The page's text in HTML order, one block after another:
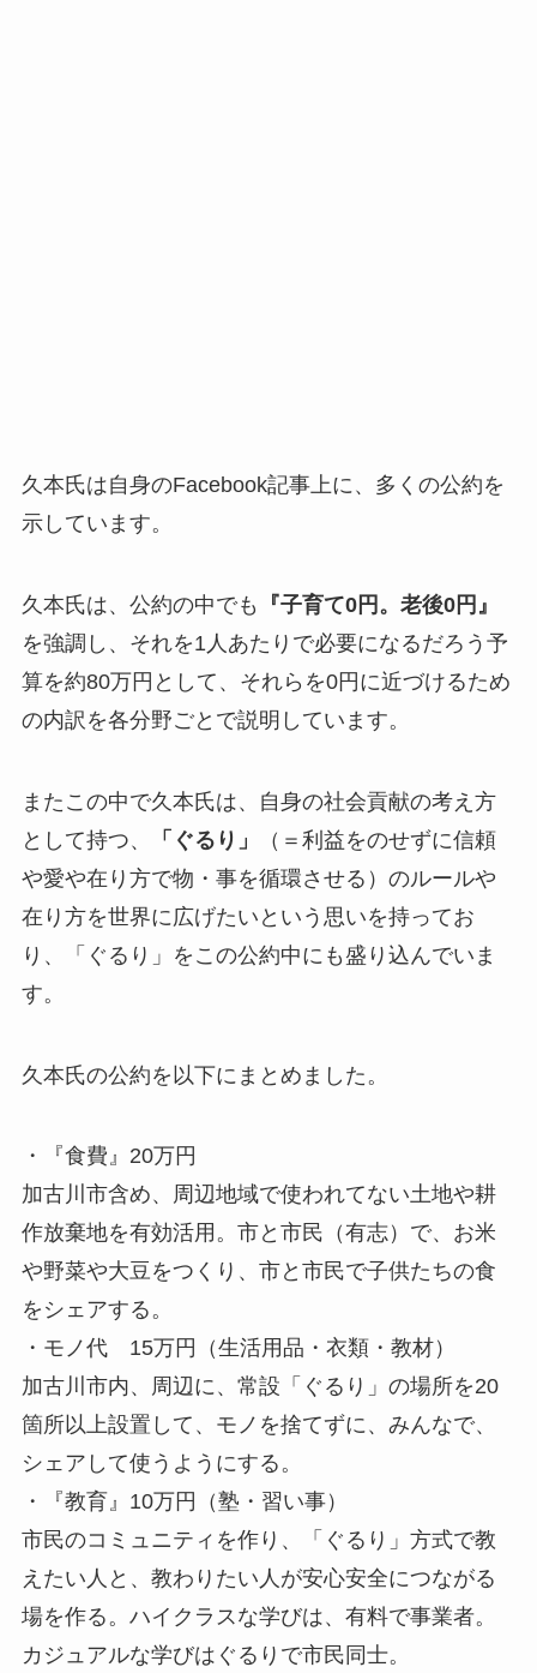
久本氏は自身のFacebook記事上に、多くの公約を
示しています。
久本氏は、公約の中でも
『子育て0円。老後0円』
を強調し、それを1人あたりで必要になるだろう予
算を約80万円として、それらを0円に近づけるため
の内訳を各分野ごとで説明しています。
またこの中で久本氏は、自身の社会貢献の考え方
として持つ、
「ぐるり」 （＝ 利益をのせずに信頼
や愛や在り方で物・事を循環させる ）のルールや
在り方を世界に広げたいという思いを持ってお
り、
「ぐるり」をこの公約中にも盛り込んでいま
す。
久本氏の公約を以下にまとめました。
・『食費』20万円
加古川市含め、周辺地域で使われてない土地や耕
作放棄地を有効活用。市と市民（有志）で、お米
や野菜や大豆をつくり、市と市民で子供たちの食
をシェアする。
・モノ代 15万円（生活用品・衣類・教材）
加古川市内、周辺に、常設「ぐるり」の場所を20
箇所以上設置して、モノを捨てずに、みんなで、
シェアして使うようにする。
・『教育』10万円（塾・習い事）
市民のコミュニティを作り、「ぐるり」方式で教
えたい人と、教わりたい人が安心安全につながる
場を作る。ハイクラスな学びは、有料で事業者。
カジュアルな学びはぐるりで市民同士。